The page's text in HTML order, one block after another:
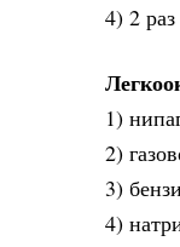
4) 2
1)
2)
3)
4)